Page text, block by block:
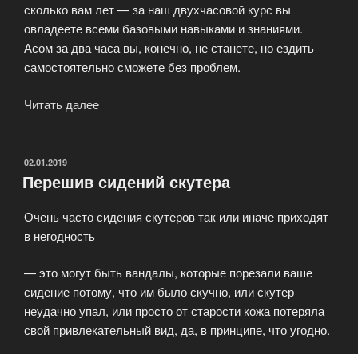
сколько вам лет — за наш двухчасовой курс вы
овладеете всеми базовыми навыками и знаниями.
Асом за два часа вы, конечно, не станете, но ездить
самостоятельно сможете без проблем.
Читать далее
ОПУБЛИКОВАНО
02.01.2019
Перешив сидений скутера
Очень часто сидения скутеров так или иначе приходят
в негодность
— это могут быть вандалы, которые порезали ваше
сидение потому, что им было скучно, или скутер
неудачно упал, или просто от старости кожа потеряла
свой привлекательный вид, да, в принципе, что угодно.